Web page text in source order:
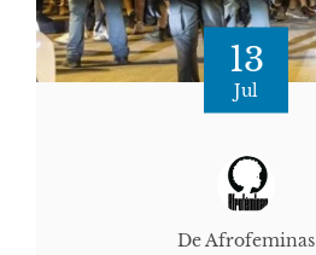
13
Jul
De Afrofeminas